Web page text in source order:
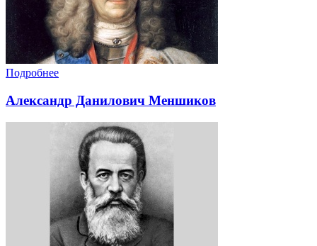
Подробнее
Александр Данилович Меншиков